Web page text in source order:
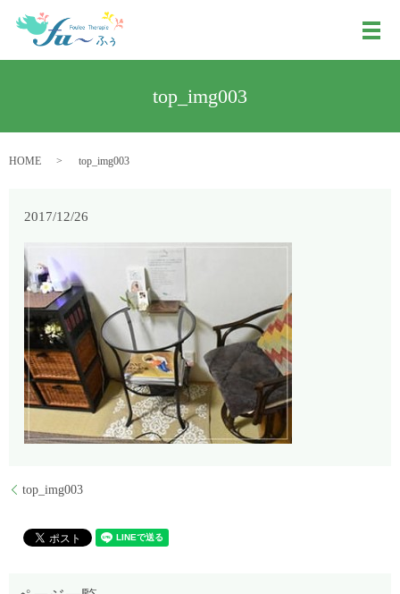
メ
top_img003
HOME top_img003
2017/12/26
top_img003